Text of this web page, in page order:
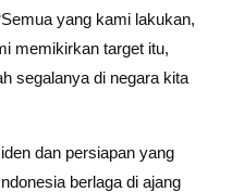
yang kami lakukan,
memikirkan target itu,
segalanya di negara kita
dan persiapan yang
berlaga di ajang